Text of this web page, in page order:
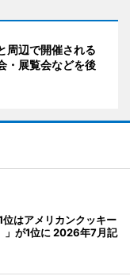
周辺で開催される
・展覧会などを後
位はアメリカンクッキー
」が1位に 2026年7月記